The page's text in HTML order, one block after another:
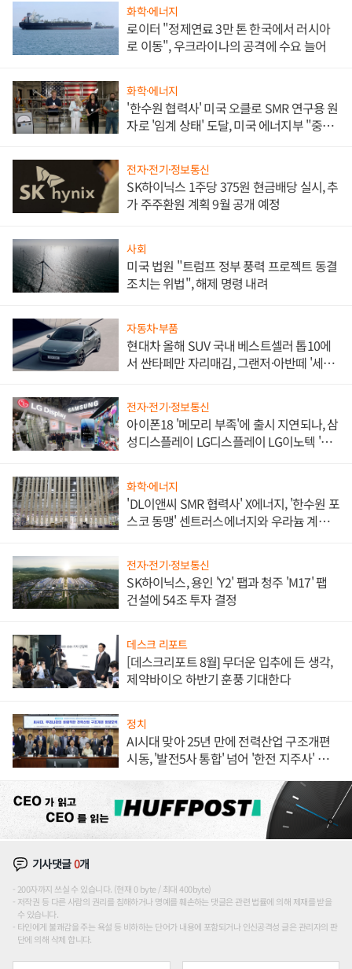
화학·에너지
로이터 "정제연료 3만 톤 한국에서 러시아
로 이동", 우크라이나의 공격에 수요 늘어
화학·에너지
'한수원 협력사' 미국 오클로 SMR 연구용 원
자로 '임계 상태' 도달, 미국 에너지부 "중요
전자·전기·정보통신
SK하이닉스 1주당 375원 현금배당 실시, 추
가 주주환원 계획 9월 공개 예정
사회
미국 법원 "트럼프 정부 풍력 프로젝트 동결
조치는 위법", 해제 명령 내려
자동차·부품
현대차 올해 SUV 국내 베스트셀러 톱10에
서 싼타페만 자리매김, 그랜저·아반떼 '세단
전자·전기·정보통신
아이폰18 '메모리 부족'에 출시 지연되나, 삼
성디스플레이 LG디스플레이 LG이노텍 '탈
화학·에너지
'DL이앤씨 SMR 협력사' X에너지, '한수원 포
스코 동맹' 센트러스에너지와 우라늄 계약
전자·전기·정보통신
SK하이닉스, 용인 'Y2' 팹과 청주 'M17' 팹
건설에 54조 투자 결정
데스크 리포트
[데스크리포트 8월] 무더운 입추에 든 생각,
제약바이오 하반기 훈풍 기대한다
정치
AI시대 맞아 25년 만에 전력산업 구조개편
시동, '발전5사 통합' 넘어 '한전 지주사' 재편
기사댓글0개
200자까지 쓰실 수 있습니다. (현재 0 byte / 최대 400byte)
저작권 등 다른 사람의 권리를 침해하거나 명예를 훼손하는 댓글은 관련 법률에 의해 제재를 받을
수 있습니다.
타인에게 불쾌감을 주는 욕설 등 비하하는 단어가 내용에 포함되거나 인신공격성 글은 관리자의 판
단에 의해 삭제 합니다.